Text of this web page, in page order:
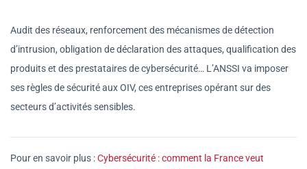
Audit des réseaux, renforcement des mécanismes de détection
d’intrusion, obligation de déclaration des attaques, qualification des
produits et des prestataires de cybersécurité… L’ANSSI va imposer
ses règles de sécurité aux OIV, ces entreprises opérant sur des
secteurs d’activités sensibles.
Pour en savoir plus :Cybersécurité : comment la France veut